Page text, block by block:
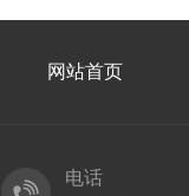
网站首页
电话